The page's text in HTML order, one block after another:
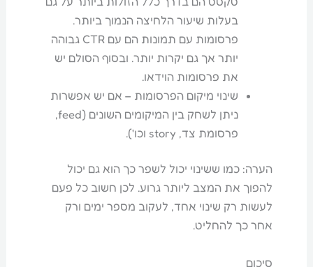
בעלות שיעור הלחיצה הנמוך ביותר.
פרסומות עם תמונות הם עם CTR גבוהה
יותר אך גם יקרות יותר. ובסוף הסולם יש
את פרסומות הוידאו.
שינוי מיקום הפרסומות – אם יש אפשרות
ניתן לשחק בין המיקומים השונים (feed,
פרסומת צד, story וכו').
הערה: כמו ששינוי יכול לשפר כך הוא גם יכול
להפוך את המצב ליותר גרוע. לכן חשוב כל פעם
לעשות רק שינוי אחד, לעקוב מספר ימים ורק
אחר כך להחליט.
סיכום